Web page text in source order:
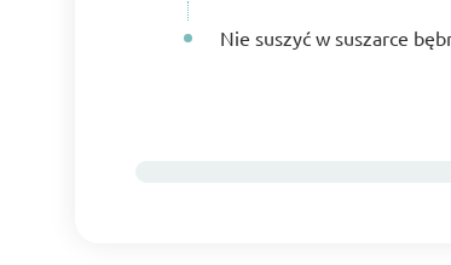
Nie suszyć w suszarce